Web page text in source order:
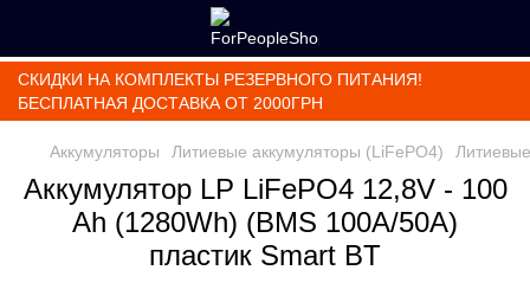
СКИДКИ НА КОМПЛЕКТЫ РЕЗЕРВНОГО ПИТАНИЯ!
БЕСПЛАТНАЯ ДОСТАВКА ОТ 2000ГРН
Аккумуляторы Литиевые аккумуляторы (LiFePО4)
Аккумулятор LP LiFePO4 12,8V - 100
Ah (1280Wh) (BMS 100A/50А)
пластик Smart BT